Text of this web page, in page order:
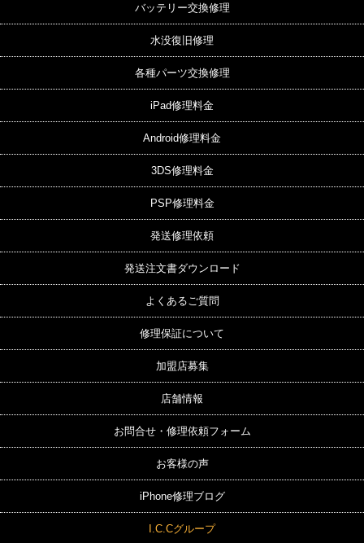
バッテリー交換修理
水没復旧修理
各種パーツ交換修理
iPad修理料金
Android修理料金
3DS修理料金
PSP修理料金
発送修理依頼
発送注文書ダウンロード
よくあるご質問
修理保証について
加盟店募集
店舗情報
お問合せ・修理依頼フォーム
お客様の声
iPhone修理ブログ
I.C.Cグループ